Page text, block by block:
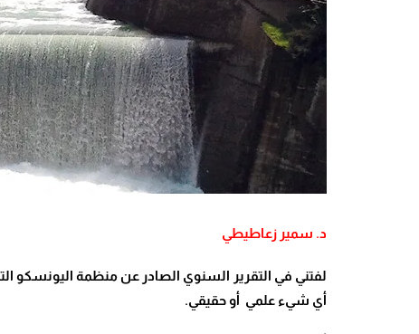
د. سمير زعاطيطي
لفتني في التقرير السنوي الصادر عن منظمة اليونسكو
أي شيء علمي أو حقيقي.